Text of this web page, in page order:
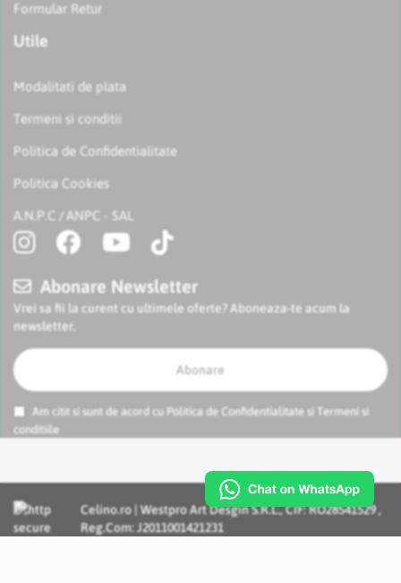
Formular Retur
Utile
Modalitati de plata
Termeni si conditii
Politica de Confidentialitate
Politica Cookies
A.N.P.C / ANPC - SAL
Abonare Newsletter
Vrei sa fii la curent cu ultimele oferte? Aboneaza-te acum la
newsletter.
Abonare
Am citit si sunt de acord cu Politica de Confidentialitate si
Termeni si
conditiile
Celino.ro | Westpro Art Desgin S.R.L., CIF: RO28541529 ,
Reg.Com: J2011001421231